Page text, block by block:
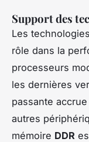
Support des
Les
rôle dans la
processeurs
les dernières
passante
autres
mémoire DDR